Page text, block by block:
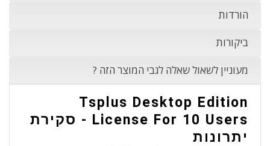
הורדות
ביקורות
מעוניין לשאול שאלה לגבי המוצר הזה ?
Tsplus Desktop Edition
License For 10 Users - סקירת
יתרונות